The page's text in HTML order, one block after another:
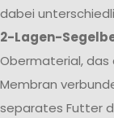
dabei
2-Lagen-
Obermaterial,
Membran
separates Futter